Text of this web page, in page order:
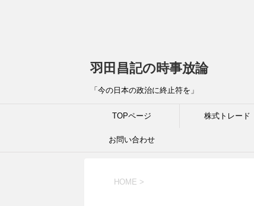
羽田昌記の時事放論
「今の日本の政治に終止符を」
TOPページ 株式トレード
お問い合わせ
HOME >